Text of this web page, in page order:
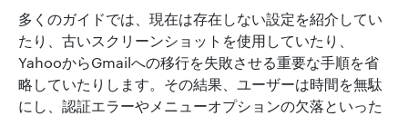
多くのガイドでは、現在は存在しない設定を紹介してい
たり、古いスクリーンショットを使用していたり、
YahooからGmailへの移行を失敗させる重要な手順を省
略していたりします。その結果、ユーザーは時間を無駄
にし、認証エラーやメニューオプションの欠落といった